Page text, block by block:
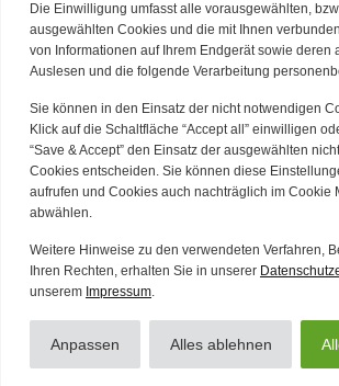
Die Einwilligung umfasst alle vorausgewählten,
ausgewählten Cookies und die mit Ihnen
von Informationen auf Ihrem Endgerät sowie deren
Auslesen und die folgende Verarbeitung
Sie können in den Einsatz der nicht notwendigen
Klick auf die Schaltfläche “Accept all” einwilligen
“Save & Accept” den Einsatz der ausgewählten
Cookies entscheiden. Sie können diese
aufrufen und Cookies auch nachträglich im Cookie
abwählen.
Weitere Hinweise zu den verwendeten Verfahren,
Ihren Rechten, erhalten Sie in unserer
unserem Impressum.
Anpassen Alles ablehnen
Alle Artikel
Tel. Zentrale: +49 (69) 27273681
E-Mail: kontakt@forwerts.com
FFM – Friedensstraße 11
60311 Frankfurt am Main
→ Anfahrtsplan Frankfurt
HN – Gymnasiumstraße 35
74072 Heilbronn
→ Anfahrtsplan Heilbronn
Datenschutzerklärung
Impressum